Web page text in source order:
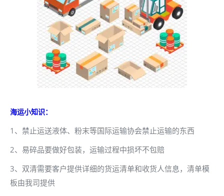
海运小知识：
1、禁止运送液体、粉末等国际运输协会禁止运输的东西
2、易碎品要做好包装，运输过程中损坏不包赔
3、双清需要客户提供详细的货运清单和收货人信息，清单模
板由我司提供